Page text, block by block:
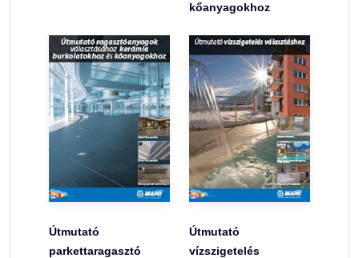
kőanyagokhoz
Útmutató
parkettaragasztó
Útmutató
vízszigetelés